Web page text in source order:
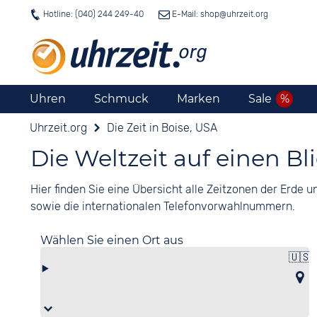
Hotline: (040) 244 249-40 E-Mail: shop@uhrzeit.org
Uhren Schmuck Marken Sale
Uhrzeit.org Die Zeit in Boise, USA
Die Weltzeit auf einen
Hier finden Sie eine Übersicht alle Zeitzonen der Erde
sowie die internationalen Telefonvorwahlnummern.
Wählen Sie einen Ort aus
🇺🇸